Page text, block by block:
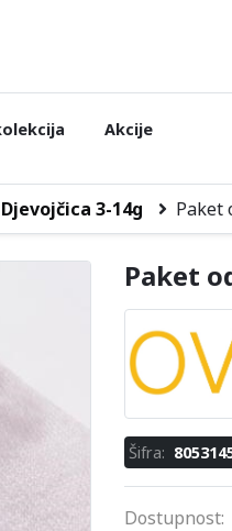
Akcije
Djevojčica 3-14g Paket
Paket
Šifra:
Dostupnost: